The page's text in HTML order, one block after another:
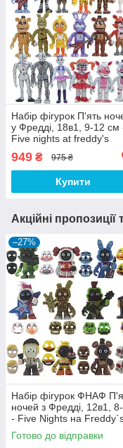
Набір фігурок П'ять
у Фредді, 18в1, 9-12 см
Five nights at freddy's
949 ₴ 975 ₴
Купити
Акційні пропозиції
–27%
Набір фігурок ФНАФ
ночей з Фредді, 12в1,
- Five Nights на
Fnaf, Chica, Bonnie, Foxy
Готово до відправки